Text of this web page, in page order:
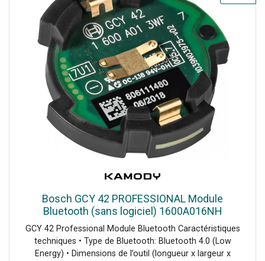
zone de réception Nombre de chasses automatiques /
heure de la dernière chasse Consommation par jour / les
30 derniers jours Paramètres : portée et temps de suivi
mode de nettoyage à rinçage automatique Contrôle du
temps marche/arrêt Service : Sauvegarde et envoi de
profils Réinitialiser à partir des paramètres d'usine et
utilisateur Marquage CE
Bosch GCY 42 PROFESSIONAL Module
Bluetooth (sans logiciel) 1600A016NH
GCY 42 Professional Module Bluetooth Caractéristiques
techniques • Type de Bluetooth: Bluetooth 4.0 (Low
Energy) • Dimensions de l’outil (longueur x largeur x